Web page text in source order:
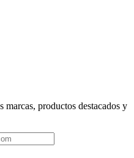
marcas, productos destacados y